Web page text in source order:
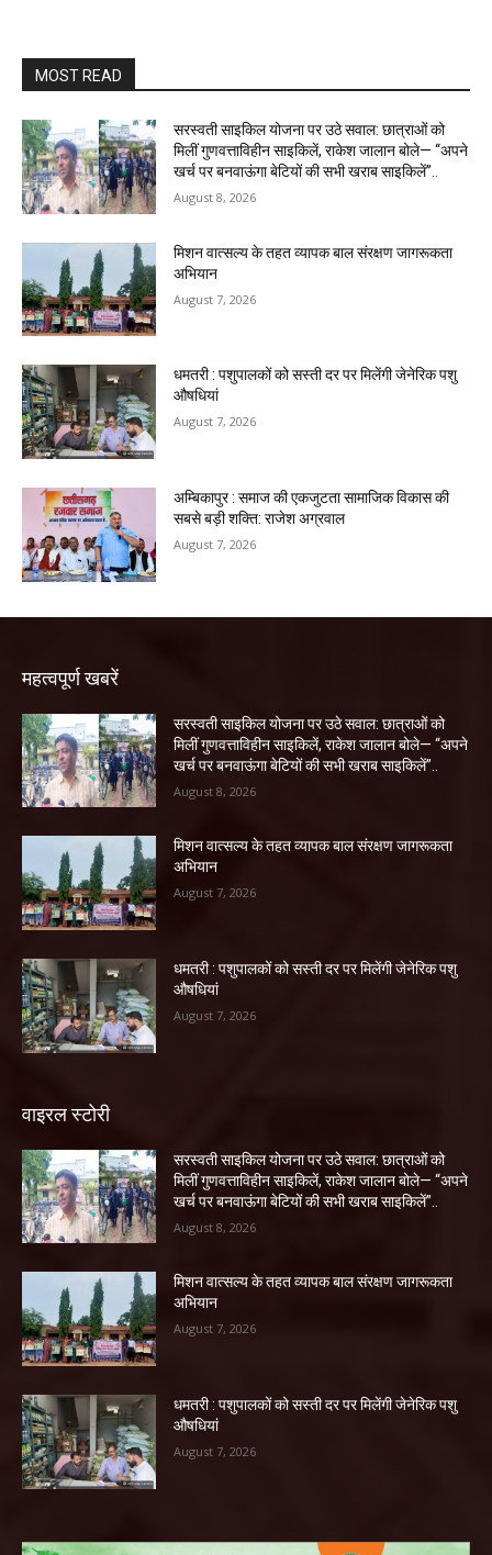
MOST READ
सरस्वती साइकिल योजना पर उठे सवाल: छात्राओं को
मिलीं गुणवत्ताविहीन साइकिलें, राकेश जालान बोले— “अपने
खर्च पर बनवाऊंगा बेटियों की सभी खराब साइकिलें”..
August 8, 2026
मिशन वात्सल्य के तहत व्यापक बाल संरक्षण जागरूकता
अभियान
August 7, 2026
धमतरी : पशुपालकों को सस्ती दर पर मिलेंगी जेनेरिक पशु
औषधियां
August 7, 2026
अम्बिकापुर : समाज की एकजुटता सामाजिक विकास की
सबसे बड़ी शक्ति: राजेश अग्रवाल
August 7, 2026
महत्वपूर्ण खबरें
सरस्वती साइकिल योजना पर उठे सवाल: छात्राओं को
मिलीं गुणवत्ताविहीन साइकिलें, राकेश जालान बोले— “अपने
खर्च पर बनवाऊंगा बेटियों की सभी खराब साइकिलें”..
August 8, 2026
मिशन वात्सल्य के तहत व्यापक बाल संरक्षण जागरूकता
अभियान
August 7, 2026
धमतरी : पशुपालकों को सस्ती दर पर मिलेंगी जेनेरिक पशु
औषधियां
August 7, 2026
वाइरल स्टोरी
सरस्वती साइकिल योजना पर उठे सवाल: छात्राओं को
मिलीं गुणवत्ताविहीन साइकिलें, राकेश जालान बोले— “अपने
खर्च पर बनवाऊंगा बेटियों की सभी खराब साइकिलें”..
August 8, 2026
मिशन वात्सल्य के तहत व्यापक बाल संरक्षण जागरूकता
अभियान
August 7, 2026
धमतरी : पशुपालकों को सस्ती दर पर मिलेंगी जेनेरिक पशु
औषधियां
August 7, 2026